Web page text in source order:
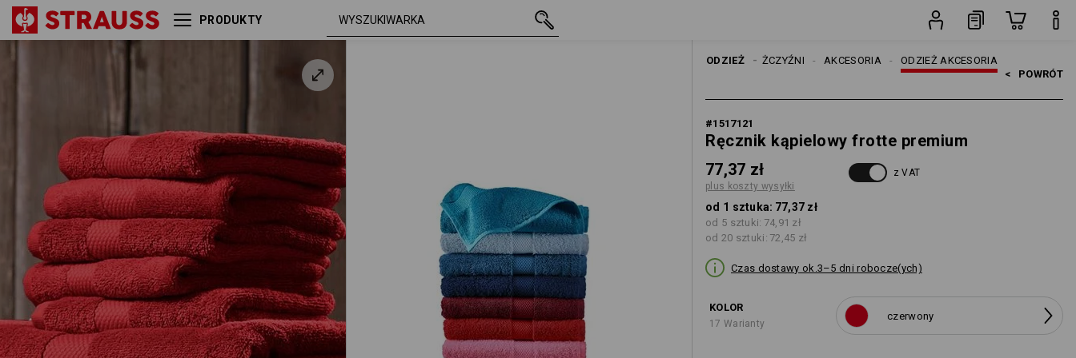
PRODUKTY
ODZIEŻ ODZIEŻ AKCESORIA
AKCESORIA
MĘŻCZYŹNI
< POWRÓT
#1517121
Ręcznik kąpielowy frotte premium
77,37 zł
plus koszty wysyłki
z VAT
od 1 sztuka: 77,37 zł
od 5 sztuki: 74,91 zł
od 20 sztuki: 72,45 zł
Czas dostawy ok.3–5 dni robocze(ych)
KOLOR
17 Warianty
czerwony
Ręcznik kąpielowy frotte
premium
czerwony 77,37 zł